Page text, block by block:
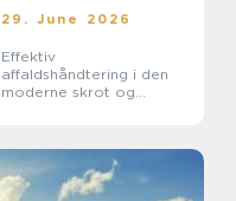
29. June 2026
Effektiv
affaldshåndtering i den
moderne skrot og